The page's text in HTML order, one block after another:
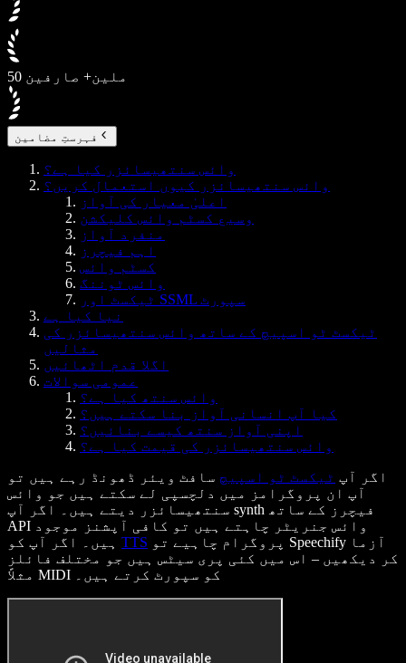
50 ملین+ صارفین
فہرستِ مضامین
وائس سنتھیسائزر کیا ہے؟
وائس سنتھیسائزر کیوں استعمال کریں؟
اعلیٰ معیار کی آواز
وسیع کسٹم وائس کلیکشن
منفرد آواز
اہم فیچرز
کسٹم وائس
وائس ٹوننگ
ٹیکسٹ اور SSML سپورٹ
نیا کیا ہے
ٹیکسٹ ٹو اسپیچ کے ساتھ وائس سنتھیسائزر کی
مثالیں
اگلا قدم اٹھائیں
عمومی سوالات
وائس سنتھ کیا ہے؟
کیا آپ انسانی آواز بنا سکتے ہیں؟
اپنی آواز سنتھ کیسے بنائیں؟
وائس سنتھیسائزر کی قیمت کیا ہے؟
اگر آپ ٹیکسٹ ٹو اسپیچ سافٹ ویئر ڈھونڈ رہے ہیں تو
آپ ان پروگرامز میں دلچسپی لے سکتے ہیں جو وائس
سنتھیسائزر دیتے ہیں۔ اگر آپ synth فیچرز کے ساتھ
API وائس جنریٹر چاہتے ہیں تو کافی آپشنز موجود
TTS
کر دیکھیں – اس میں کئی پری سیٹس ہیں جو مختلف فائلز
مثلاً MIDI کو سپورٹ کرتے ہیں۔